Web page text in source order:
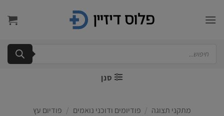
search
סנן
מתקני תצוגה / פודיומים ודוכני נואמים / פודיום עץ